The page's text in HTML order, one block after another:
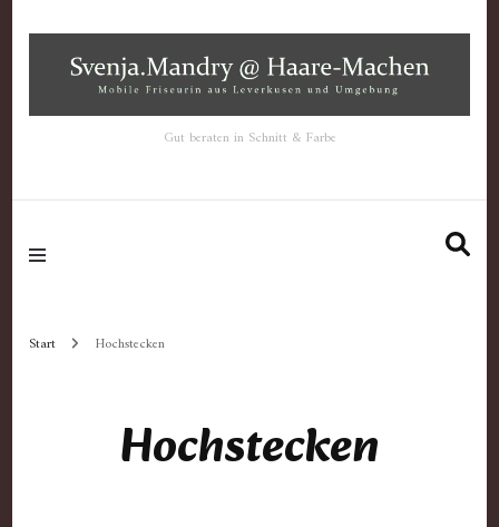
Gut beraten in Schnitt & Farbe
Start Hochstecken
Hochstecken